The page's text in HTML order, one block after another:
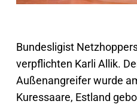
Bundesligist
verpflichten Karli Allik.
Außenangreifer wurde
Kuressaare, Estland